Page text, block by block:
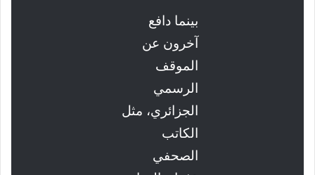
بينما دافع
آخرون عن
الموقف
الرسمي
الجزائري، مثل
الكاتب
الصحفي